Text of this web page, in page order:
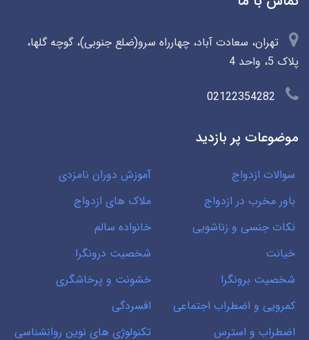
تهران، سعادت آباد، چهارراه سرو(ضلع جنوبی)، گوچه گلها،
پلاک 5، واحد 4
02122354282
موضوعات پر بازدید
سوالات ازدواج
آموزش دوران نامزدی
باور مخرب در ازدواج
ملاک های ازدواج
نکات جنسی و زناشویی
خانواده سالم
خیانت
شخصیت درونگرا
شخصیت برونگرا
خشونت و پرخاشگری
کمرویی و اضطراب اجتماعی
افسردگی
اضطراب و استرس
تکنولوژی های نوین روانشناسی